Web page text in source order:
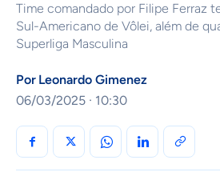
Time comandado por Filipe Ferraz
Sul-Americano de Vôlei, além de
Superliga Masculina
Por Leonardo Gimenez
06/03/2025 · 10:30